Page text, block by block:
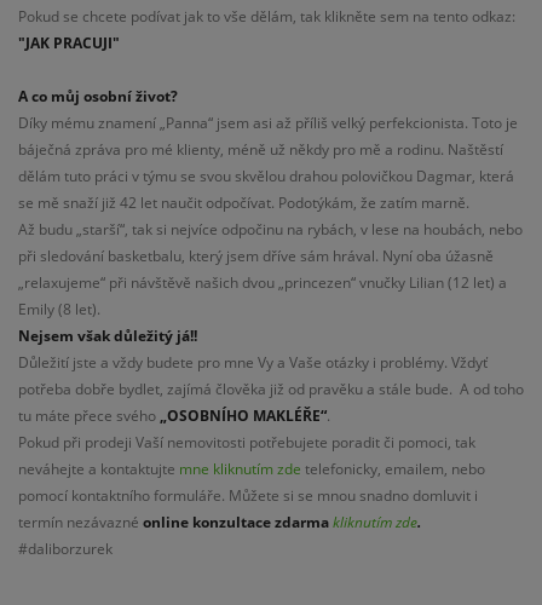
Pokud se chcete podívat jak to vše dělám, tak klikněte sem na tento odkaz:
"JAK PRACUJI"
A co můj osobní život?
Díky mému znamení „Panna“ jsem asi až příliš velký perfekcionista. Toto je
báječná zpráva pro mé klienty, méně už někdy pro mě a rodinu. Naštěstí
dělám tuto práci v týmu se svou skvělou drahou polovičkou Dagmar, která
se mě snaží již 42 let naučit odpočívat. Podotýkám, že zatím marně.
Až budu „starší“, tak si nejvíce odpočinu na rybách, v lese na houbách, nebo
při sledování basketbalu, který jsem dříve sám hrával. Nyní oba úžasně
„relaxujeme“ při návštěvě našich dvou „princezen“ vnučky Lilian (12 let) a
Emily (8 let).
Nejsem však důležitý já!!
Důležití jste a vždy budete pro mne Vy a Vaše otázky i problémy. Vždyť
potřeba dobře bydlet, zajímá člověka již od pravěku a stále bude. A od toho
tu máte přece svého „OSOBNÍHO MAKLÉŘE“.
Pokud při prodeji Vaší nemovitosti potřebujete poradit či pomoci, tak
neváhejte a kontaktujte mne kliknutím zde telefonicky, emailem, nebo
pomocí kontaktního formuláře. Můžete si se mnou snadno domluvit i
termín nezávazné online konzultace zdarma kliknutím zde.
#daliborzurek